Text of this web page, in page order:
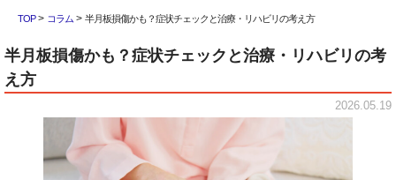
TOP> コラム > 半月板損傷かも？症状チェックと治療・リハビリの考え方
半月板損傷かも？症状チェックと治療・リハビリの考
え方
2026.05.19